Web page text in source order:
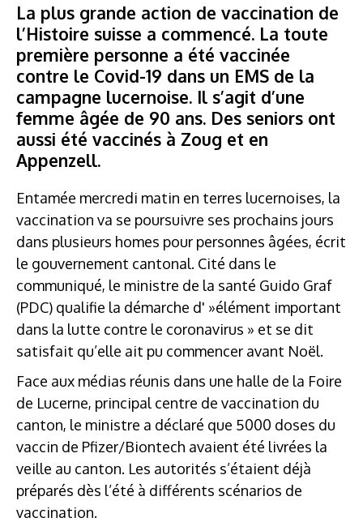
La plus grande action de vaccination de
l’Histoire suisse a commencé. La toute
première personne a été vaccinée
contre le Covid-19 dans un EMS de la
campagne lucernoise. Il s’agit d’une
femme âgée de 90 ans. Des seniors ont
aussi été vaccinés à Zoug et en
Appenzell.
Entamée mercredi matin en terres lucernoises, la
vaccination va se poursuivre ses prochains jours
dans plusieurs homes pour personnes âgées, écrit
le gouvernement cantonal. Cité dans le
communiqué, le ministre de la santé Guido Graf
(PDC) qualifie la démarche d' »élément important
dans la lutte contre le coronavirus » et se dit
satisfait qu’elle ait pu commencer avant Noël.
Face aux médias réunis dans une halle de la Foire
de Lucerne, principal centre de vaccination du
canton, le ministre a déclaré que 5000 doses du
vaccin de Pfizer/Biontech avaient été livrées la
veille au canton. Les autorités s’étaient déjà
préparés dès l’été à différents scénarios de
vaccination.